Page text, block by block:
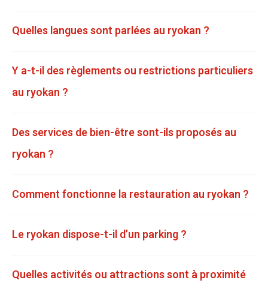
Quelles langues sont parlées au ryokan ?
Y a-t-il des règlements ou restrictions particuliers
au ryokan ?
Des services de bien-être sont-ils proposés au
ryokan ?
Comment fonctionne la restauration au ryokan ?
Le ryokan dispose-t-il d’un parking ?
Quelles activités ou attractions sont à proximité